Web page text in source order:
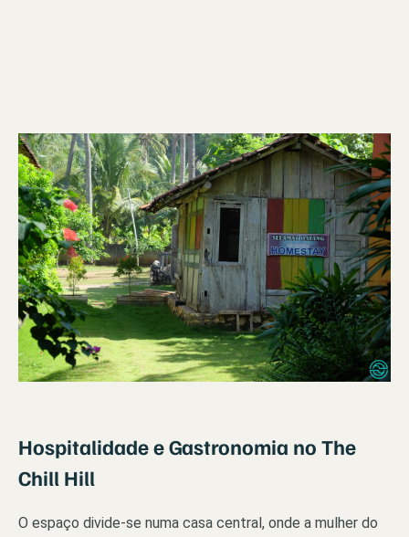
Hospitalidade e Gastronomia no The
Chill Hill
O espaço divide-se numa casa central, onde a mulher do